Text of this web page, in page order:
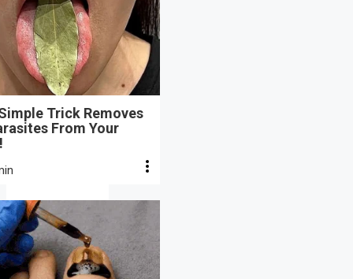
Trick Removes
From Your